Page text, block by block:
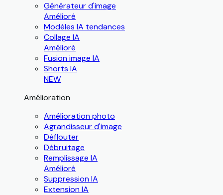
Générateur d'image
Amélioré
Modèles IA tendances
Collage IA
Amélioré
Fusion image IA
Shorts IA
NEW
Amélioration
Amélioration photo
Agrandisseur d'image
Déflouter
Débruitage
Remplissage IA
Amélioré
Suppression IA
Extension IA